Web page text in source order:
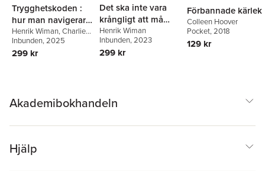
Trygghetskoden :
hur man navigerar
från oro och stress
till psykologisk
trygghet
Henrik Wiman,Charlie
Eriksson
Inbunden, 2025
299 kr
Det ska inte vara
krångligt att må
bättre : handbok för
tuffa dagar och ett
lyckligare liv
Henrik Wiman
Inbunden, 2023
299 kr
Förbannade kärlek
Colleen Hoover
Pocket, 2018
129 kr
Akademibokhandeln
Hjälp